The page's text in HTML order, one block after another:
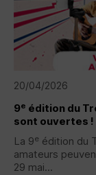
20/04/2026
9e édition du
sont ouvertes !
La 9e édition du
amateurs
29 mai...